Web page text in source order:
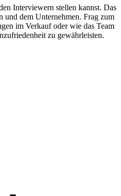
Interviewern stellen kannst. Das
und dem Unternehmen. Frag zum
im Verkauf oder wie das Team
zu gewährleisten.